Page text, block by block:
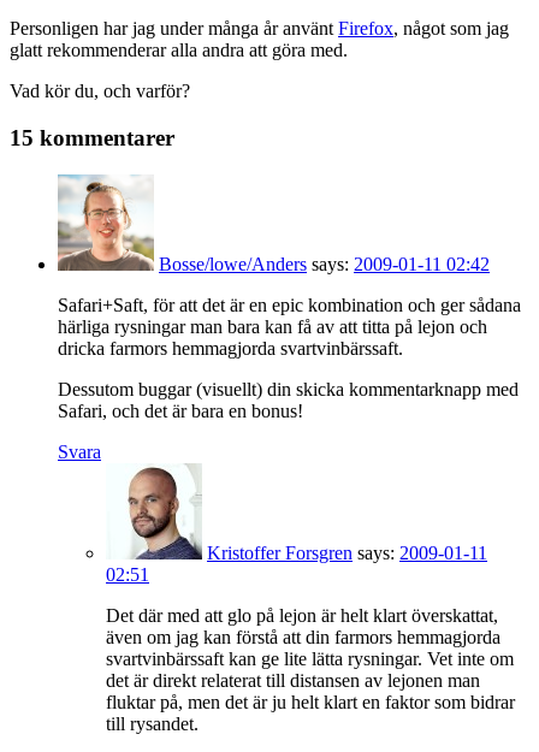
Personligen har jag under många år använt Firefox, något som jag
glatt rekommenderar alla andra att göra med.
Vad kör du, och varför?
15 kommentarer
Bosse/lowe/Anders says: 2009-01-11 02:42
Safari+Saft, för att det är en epic kombination och ger sådana
härliga rysningar man bara kan få av att titta på lejon och
dricka farmors hemmagjorda svartvinbärssaft.
Dessutom buggar (visuellt) din skicka kommentarknapp med
Safari, och det är bara en bonus!
Svara
Kristoffer Forsgren says: 2009-01-11
02:51
Det där med att glo på lejon är helt klart överskattat,
även om jag kan förstå att din farmors hemmagjorda
svartvinbärssaft kan ge lite lätta rysningar. Vet inte om
det är direkt relaterat till distansen av lejonen man
fluktar på, men det är ju helt klart en faktor som bidrar
till rysandet.